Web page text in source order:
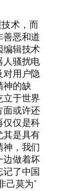
术，而
恶和道
编辑技术
人骚扰电
对用户隐
神的缺
于世界
面或许还
仅仅是科
其是具有
，我们
边做着坏
了中国
己莫为”